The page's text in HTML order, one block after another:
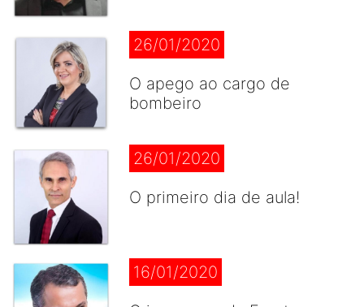
26/01/2020
O apego ao cargo de
bombeiro
26/01/2020
O primeiro dia de aula!
16/01/2020